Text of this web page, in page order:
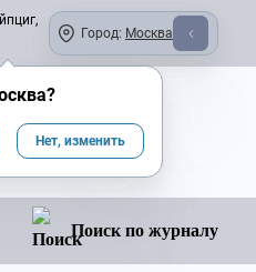
Город: Москва
Поиск по журналу
?
Нет, изменить